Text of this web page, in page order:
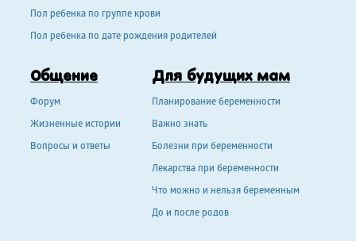
Пол ребенка по группе крови
Пол ребенка по дате рождения родителей
Общение
Форум
Жизненные истории
Вопросы и ответы
Для будущих мам
Планирование беременности
Важно знать
Болезни при беременности
Лекарства при беременности
Что можно и нельзя беременным
До и после родов